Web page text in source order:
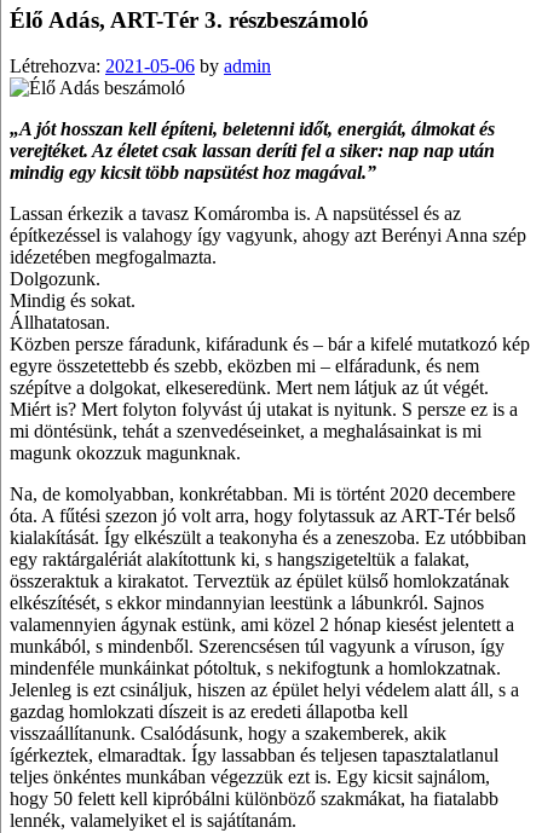
Élő Adás, ART-Tér 3. részbeszámoló
Létrehozva: 2021-05-06 by admin
„A jót hosszan kell építeni, beletenni időt, energiát, álmokat és
verejtéket. Az életet csak lassan deríti fel a siker: nap nap után
mindig egy kicsit több napsütést hoz magával.”
Lassan érkezik a tavasz Komáromba is. A napsütéssel és az
építkezéssel is valahogy így vagyunk, ahogy azt Berényi Anna szép
idézetében megfogalmazta.
Dolgozunk.
Mindig és sokat.
Állhatatosan.
Közben persze fáradunk, kifáradunk és – bár a kifelé mutatkozó kép
egyre összetettebb és szebb, eközben mi – elfáradunk, és nem
szépítve a dolgokat, elkeseredünk. Mert nem látjuk az út végét.
Miért is? Mert folyton folyvást új utakat is nyitunk. S persze ez is a
mi döntésünk, tehát a szenvedéseinket, a meghalásainkat is mi
magunk okozzuk magunknak.
Na, de komolyabban, konkrétabban. Mi is történt 2020 decembere
óta. A fűtési szezon jó volt arra, hogy folytassuk az ART-Tér belső
kialakítását. Így elkészült a teakonyha és a zeneszoba. Ez utóbbiban
egy raktárgalériát alakítottunk ki, s hangszigeteltük a falakat,
összeraktuk a kirakatot. Terveztük az épület külső homlokzatának
elkészítését, s ekkor mindannyian leestünk a lábunkról. Sajnos
valamennyien ágynak estünk, ami közel 2 hónap kiesést jelentett a
munkából, s mindenből. Szerencsésen túl vagyunk a víruson, így
mindenféle munkáinkat pótoltuk, s nekifogtunk a homlokzatnak.
Jelenleg is ezt csináljuk, hiszen az épület helyi védelem alatt áll, s a
gazdag homlokzati díszeit is az eredeti állapotba kell
visszaállítanunk. Csalódásunk, hogy a szakemberek, akik
ígérkeztek, elmaradtak. Így lassabban és teljesen tapasztalatlanul
teljes önkéntes munkában végezzük ezt is. Egy kicsit sajnálom,
hogy 50 felett kell kipróbálni különböző szakmákat, ha fiatalabb
lennék, valamelyiket el is sajátítanám.